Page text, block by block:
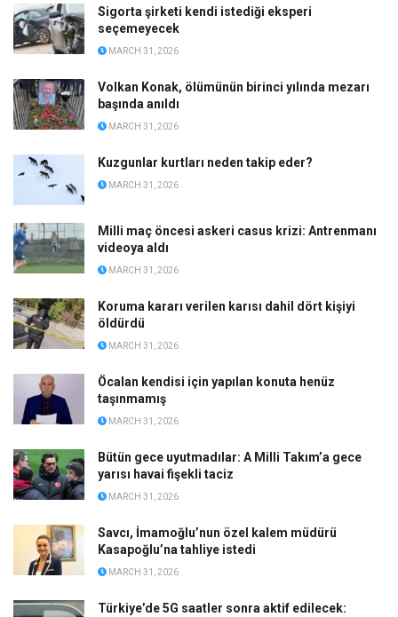
Sigorta şirketi kendi istediği eksperi
seçemeyecek
MARCH 31, 2026
Volkan Konak, ölümünün birinci yılında mezarı
başında anıldı
MARCH 31, 2026
Kuzgunlar kurtları neden takip eder?
MARCH 31, 2026
Milli maç öncesi askeri casus krizi: Antrenmanı
videoya aldı
MARCH 31, 2026
Koruma kararı verilen karısı dahil dört kişiyi
öldürdü
MARCH 31, 2026
Öcalan kendisi için yapılan konuta henüz
taşınmamış
MARCH 31, 2026
Bütün gece uyutmadılar: A Milli Takım’a gece
yarısı havai fişekli taciz
MARCH 31, 2026
Savcı, İmamoğlu’nun özel kalem müdürü
Kasapoğlu’na tahliye istedi
MARCH 31, 2026
Türkiye’de 5G saatler sonra aktif edilecek: